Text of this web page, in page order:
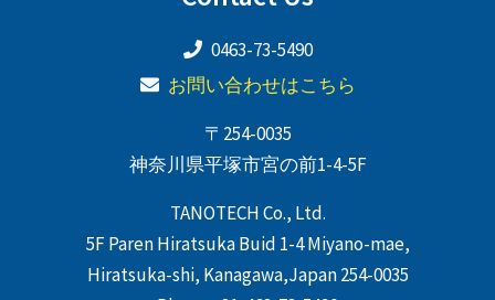
0463-73-5490
お問い合わせはこちら
〒254-0035
神奈川県平塚市宮の前1-4-5F
TANOTECH Co., Ltd.
5F Paren Hiratsuka Buid 1-4 Miyano-mae,
Hiratsuka-shi, Kanagawa,Japan 254-0035